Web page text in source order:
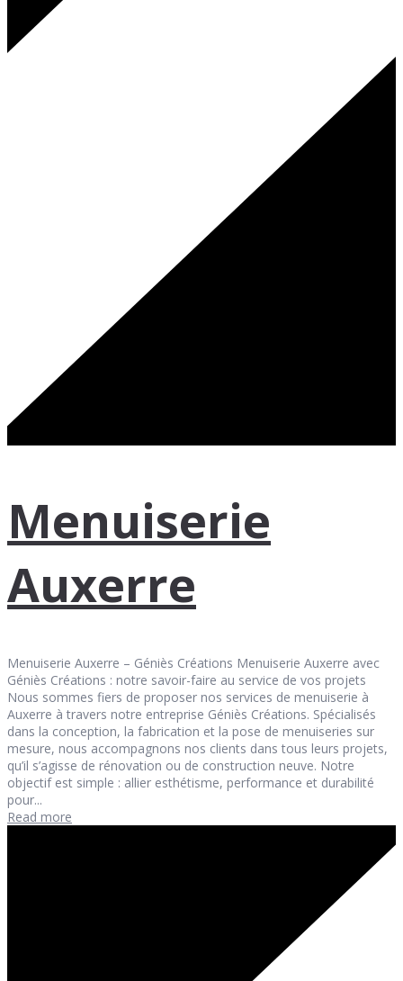
Menuiserie
Auxerre
Menuiserie Auxerre – Géniès Créations Menuiserie Auxerre avec
Géniès Créations : notre savoir-faire au service de vos projets
Nous sommes fiers de proposer nos services de menuiserie à
Auxerre à travers notre entreprise Géniès Créations. Spécialisés
dans la conception, la fabrication et la pose de menuiseries sur
mesure, nous accompagnons nos clients dans tous leurs projets,
qu’il s’agisse de rénovation ou de construction neuve. Notre
objectif est simple : allier esthétisme, performance et durabilité
pour...
Read more